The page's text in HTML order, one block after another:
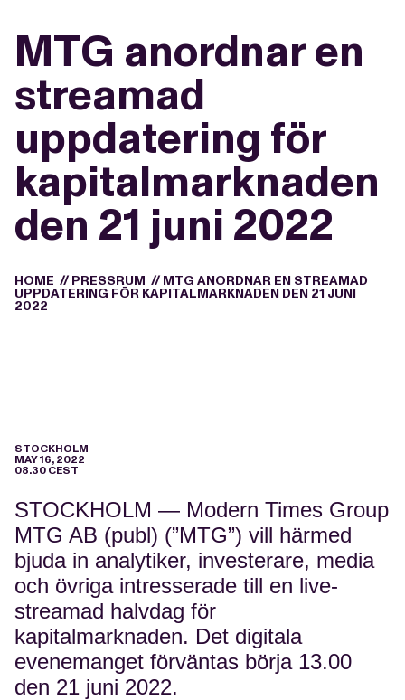
MTG anordnar en
streamad
uppdatering för
kapitalmarknaden
den 21 juni 2022
HOME // PRESSRUM // MTG ANORDNAR EN STREAMAD
UPPDATERING FÖR KAPITALMARKNADEN DEN 21 JUNI
2022
STOCKHOLM
MAY 16, 2022
08.30 CEST
STOCKHOLM — Modern Times Group
MTG AB (publ) (”MTG”) vill härmed
bjuda in analytiker, investerare, media
och övriga intresserade till en live-
streamad halvdag för
kapitalmarknaden. Det digitala
evenemanget förväntas börja 13.00
den 21 juni 2022.